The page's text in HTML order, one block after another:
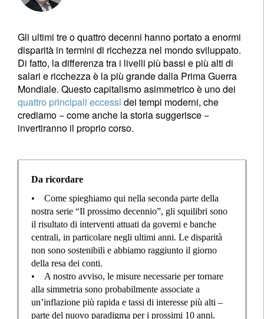
Gli ultimi tre o quattro decenni hanno portato a enormi
disparità in termini di ricchezza nel mondo sviluppato.
Di fatto, la differenza tra i livelli più bassi e più alti di
salari e ricchezza è la più grande dalla Prima Guerra
Mondiale. Questo capitalismo asimmetrico è uno dei
quattro principali eccessi dei tempi moderni, che
crediamo − come anche la storia suggerisce −
invertiranno il proprio corso.
Da ricordare
• Come spieghiamo qui nella seconda parte della
nostra serie “Il prossimo decennio”, gli squilibri sono
il risultato di interventi attuati da governi e banche
centrali, in particolare negli ultimi anni. Le disparità
non sono sostenibili e abbiamo raggiunto il giorno
della resa dei conti.
• A nostro avviso, le misure necessarie per tornare
alla simmetria sono probabilmente associate a
un’inflazione più rapida e tassi di interesse più alti –
parte del nuovo paradigma per i prossimi 10 anni.